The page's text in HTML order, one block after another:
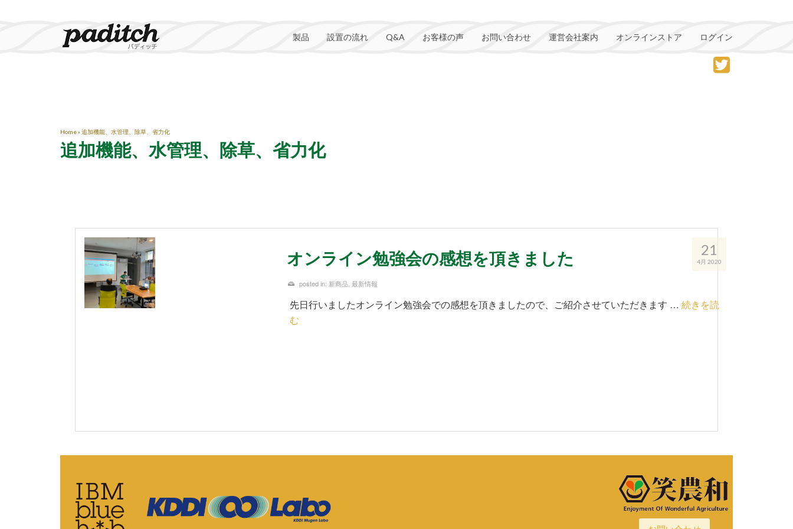
ログイン
オンラインストア
運営会社案内
お問い合わせ
お客様の声
Q&A
設置の流れ
製品
追加機能、水管理、除草、省力化
Home»追加機能、水管理、除草、省力化
21
4月 2020
オンライン勉強会の感想を頂きました
posted in: 新商品 最新情報
先日行いましたオンライン勉強会での感想を頂きましたので、ご紹介させていただきます … 続きを読
む